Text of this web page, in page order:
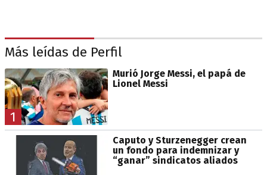
Más leídas de Perfil
1
Murió Jorge Messi, el papá de
Lionel Messi
Caputo y Sturzenegger crean
un fondo para indemnizar y
“ganar” sindicatos aliados